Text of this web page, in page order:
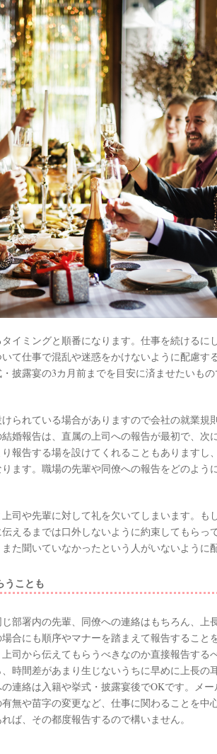
イミングと順番になります。仕事を続けるに
て仕事で混乱や迷惑をかけないように配慮す
披露宴の3カ月前までを目安に済ませたいも
られている場合がありますので会社の就業規
婚報告は、直属の上司への報告が最初で、次
報告する場を設けてくれることもありますし
ます。職場の先輩や同僚への報告をどのよう
司や先輩に対して礼を欠いてしまいます。も
えるまでは口外しないように約束してもらっ
た聞いていなかったという人がいないように
うことも
部署内の先輩、同僚への連絡はもちろん、上
合にも順序やマナーを踏まえて報告すること
司から伝えてもらうべきなのか直接報告する
時間差があまり生じないうちに早めに上長の
連絡は入籍や挙式・披露宴後でOKです。メ
無や苗字の変更など、仕事に関わることを中
ば、その都度報告するので構いません。